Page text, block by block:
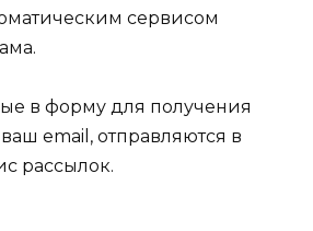
сервисом
в форму для получения
email, отправляются в
рассылок.